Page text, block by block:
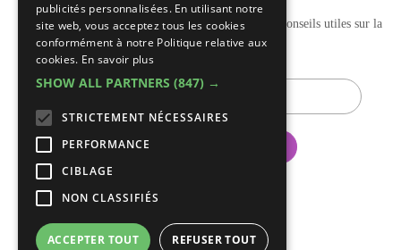
Recevez nos mises à jour hebdomadaires pleines de conseils utiles sur la
construction et la rénovation.
E-
publicités personnalisées. En utilisant notre
site web, vous acceptez tous les cookies
conformément à notre Politique relative aux
cookies. En savoir plus
SHOW ALL PARTNERS (847) →
STRICTEMENT NÉCESSAIRES
PERFORMANCE
CIBLAGE
NON CLASSIFIÉS
ACCEPTER TOUT REFUSER TOUT